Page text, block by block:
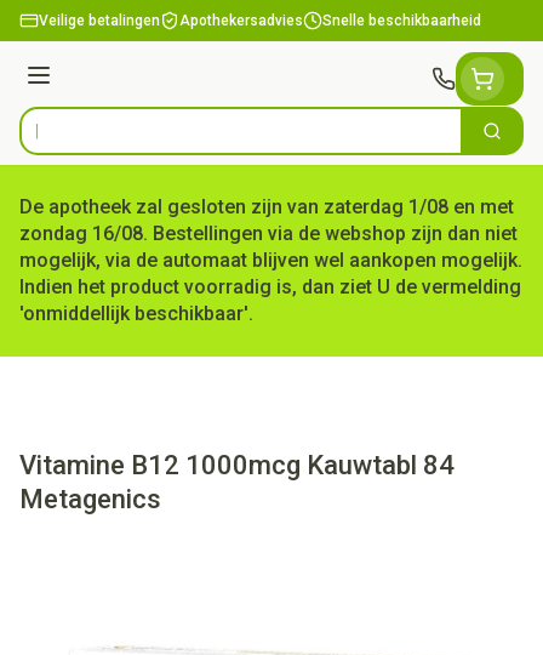
Ga naar de inhoud
Veilige betalingen Apothekersadvies Snelle beschikbaarheid
Menu
Product, merk, categorie... Zoek
De apotheek zal gesloten zijn van zaterdag 1/08 en met
zondag 16/08. Bestellingen via de webshop zijn dan niet
mogelijk, via de automaat blijven wel aankopen mogelijk.
Indien het product voorradig is, dan ziet U de vermelding
'onmiddellijk beschikbaar'.
Vitamine B12 1000mcg Kauwtabl 84
Metagenics